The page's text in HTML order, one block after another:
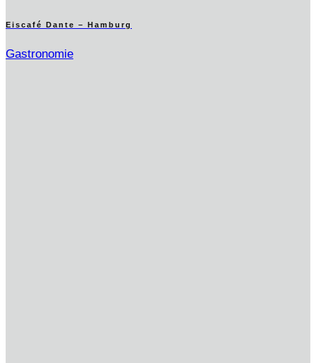
Eiscafé Dante – Hamburg
Gastronomie